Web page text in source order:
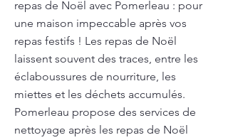
repas de Noël avec Pomerleau : pour
une maison impeccable après vos
repas festifs ! Les repas de Noël
laissent souvent des traces, entre les
éclaboussures de nourriture, les
miettes et les déchets accumulés.
Pomerleau propose des services de
nettoyage après les repas de Noël